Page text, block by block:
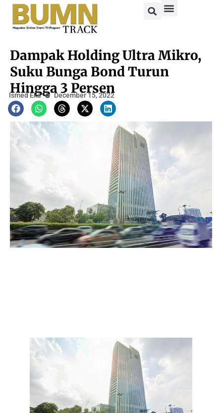
Dampak Holding Ultra Mikro,
Suku Bunga Bond Turun
Hingga 3 Persen
Ismed Eka December 15, 2022